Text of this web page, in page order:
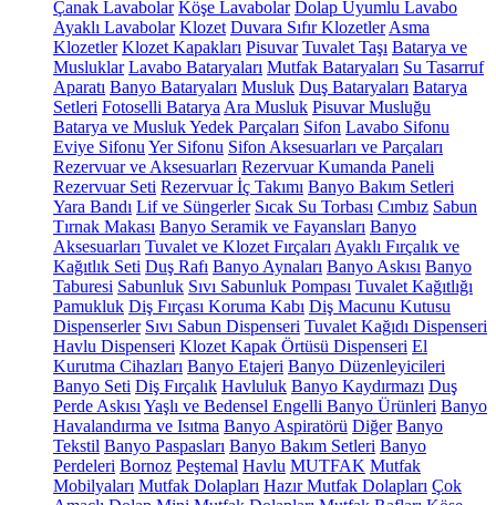
Çanak Lavabolar Köşe Lavabolar Dolap Uyumlu Lavabo
Ayaklı Lavabolar Klozet Duvara Sıfır Klozetler Asma
Klozetler Klozet Kapakları Pisuvar Tuvalet Taşı Batarya ve
Musluklar Lavabo Bataryaları Mutfak Bataryaları Su Tasarruf
Aparatı Banyo Bataryaları Musluk Duş Bataryaları Batarya
Setleri Fotoselli Batarya Ara Musluk Pisuvar Musluğu
Batarya ve Musluk Yedek Parçaları Sifon Lavabo Sifonu
Eviye Sifonu Yer Sifonu Sifon Aksesuarları ve Parçaları
Rezervuar ve Aksesuarları Rezervuar Kumanda Paneli
Rezervuar Seti Rezervuar İç Takımı Banyo Bakım Setleri
Yara Bandı Lif ve Süngerler Sıcak Su Torbası Cımbız Sabun
Tırnak Makası Banyo Seramik ve Fayansları Banyo
Aksesuarları Tuvalet ve Klozet Fırçaları Ayaklı Fırçalık ve
Kağıtlık Seti Duş Rafı Banyo Aynaları Banyo Askısı Banyo
Taburesi Sabunluk Sıvı Sabunluk Pompası Tuvalet Kağıtlığı
Pamukluk Diş Fırçası Koruma Kabı Diş Macunu Kutusu
Dispenserler Sıvı Sabun Dispenseri Tuvalet Kağıdı Dispenseri
Havlu Dispenseri Klozet Kapak Örtüsü Dispenseri El
Kurutma Cihazları Banyo Etajeri Banyo Düzenleyicileri
Banyo Seti Diş Fırçalık Havluluk Banyo Kaydırmazı Duş
Perde Askısı Yaşlı ve Bedensel Engelli Banyo Ürünleri Banyo
Havalandırma ve Isıtma Banyo Aspiratörü Diğer Banyo
Tekstil Banyo Paspasları Banyo Bakım Setleri Banyo
Perdeleri Bornoz Peştemal Havlu MUTFAK Mutfak
Mobilyaları Mutfak Dolapları Hazır Mutfak Dolapları Çok